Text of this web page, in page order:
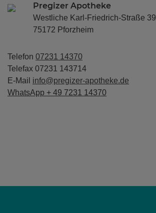
Pregizer Apotheke
Westliche Karl-Friedrich-Straße 39
75172 Pforzheim
Telefon 07231 14370
Telefax 07231 143714
E-Mail info@pregizer-apotheke.de
WhatsApp + 49 7231 14370